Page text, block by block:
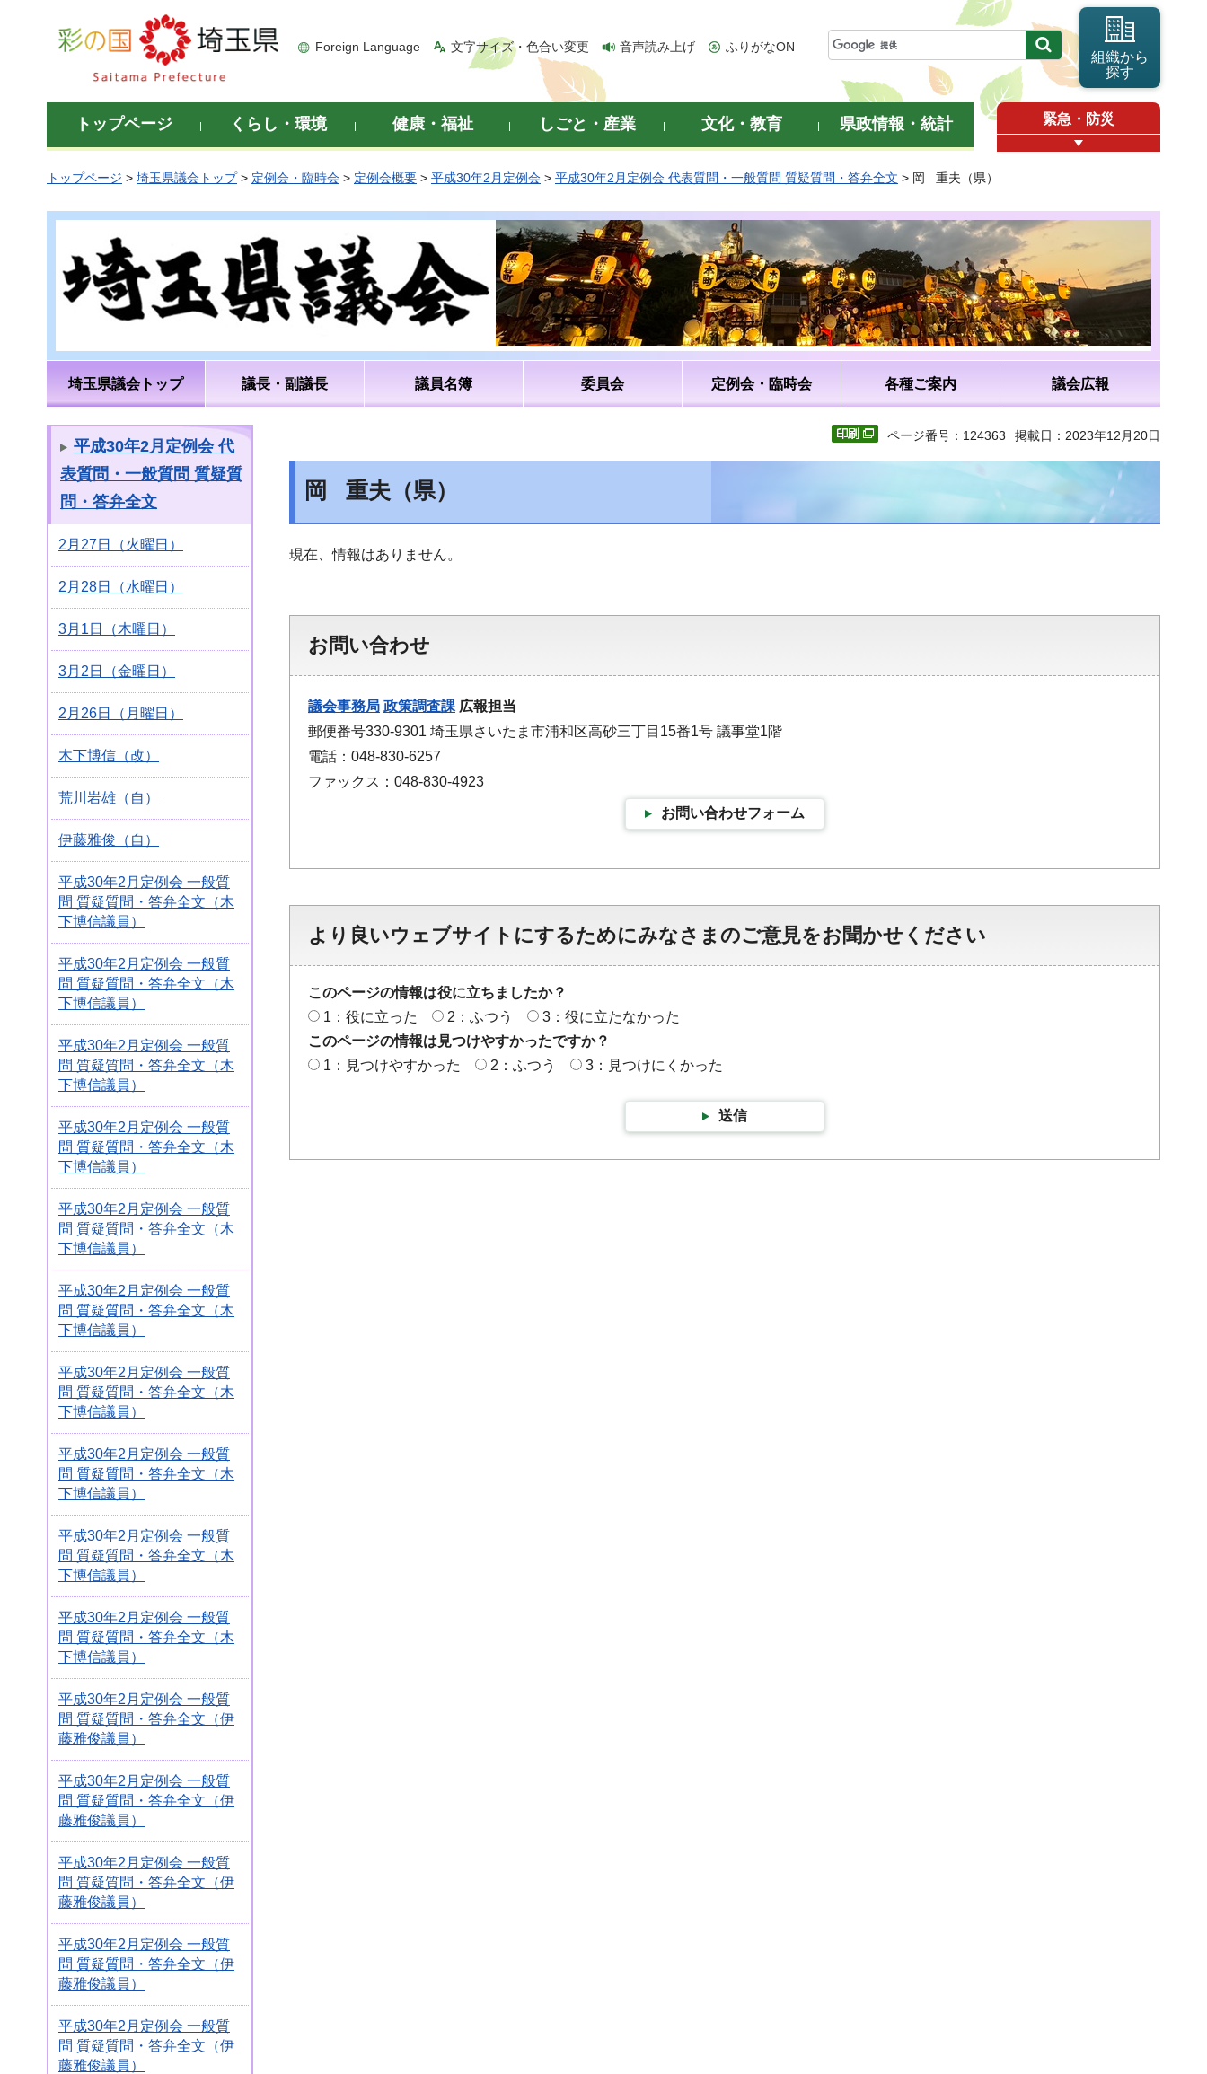
彩の国 埼玉県
Foreign Language 文字サイズ・色合い変更 音声読み上げ ふりがなON
組織から
探す
トップページ くらし・環境 健康・福祉 しごと・産業 文化・教育 県政情報・統計 緊急・防災
トップページ > 埼玉県議会トップ> 定例会・臨時会 > 定例会概要 > 平成30年2月定例会 > 平成30年2月定例会 代表質問・一般質問 質疑質問・答弁全文 > 岡 重夫（県）
埼玉県議会トップ 議長・副議長 議員名簿 委員会 定例会・臨時会 各種ご案内 議会広報
平成30年2月定例会 代
表質問・一般質問 質疑質
問・答弁全文
2月27日（火曜日）
2月28日（水曜日）
3月1日（木曜日）
3月2日（金曜日）
2月26日（月曜日）
木下博信（改）
荒川岩雄（自）
伊藤雅俊（自）
平成30年2月定例会 一般質
問 質疑質問・答弁全文（木
下博信議員）
平成30年2月定例会 一般質
問 質疑質問・答弁全文（木
下博信議員）
平成30年2月定例会 一般質
問 質疑質問・答弁全文（木
下博信議員）
平成30年2月定例会 一般質
問 質疑質問・答弁全文（木
下博信議員）
平成30年2月定例会 一般質
問 質疑質問・答弁全文（木
下博信議員）
平成30年2月定例会 一般質
問 質疑質問・答弁全文（木
下博信議員）
平成30年2月定例会 一般質
問 質疑質問・答弁全文（木
下博信議員）
平成30年2月定例会 一般質
問 質疑質問・答弁全文（木
下博信議員）
平成30年2月定例会 一般質
問 質疑質問・答弁全文（木
下博信議員）
平成30年2月定例会 一般質
問 質疑質問・答弁全文（木
下博信議員）
平成30年2月定例会 一般質
問 質疑質問・答弁全文（伊
藤雅俊議員）
平成30年2月定例会 一般質
問 質疑質問・答弁全文（伊
藤雅俊議員）
平成30年2月定例会 一般質
問 質疑質問・答弁全文（伊
藤雅俊議員）
平成30年2月定例会 一般質
問 質疑質問・答弁全文（伊
藤雅俊議員）
平成30年2月定例会 一般質
問 質疑質問・答弁全文（伊
藤雅俊議員）
ページ番号：124363 掲載日：2023年12月20日
岡 重夫（県）
現在、情報はありません。
お問い合わせ
議会事務局 政策調査課 広報担当
郵便番号330-9301 埼玉県さいたま市浦和区高砂三丁目15番1号 議事堂1階
電話：048-830-6257
ファックス：048-830-4923
お問い合わせフォーム
より良いウェブサイトにするためにみなさまのご意見をお聞かせください
このページの情報は役に立ちましたか？
1：役に立った
2：ふつう
3：役に立たなかった
このページの情報は見つけやすかったですか？
1：見つけやすかった
2：ふつう 3：見つけにくかった
送信